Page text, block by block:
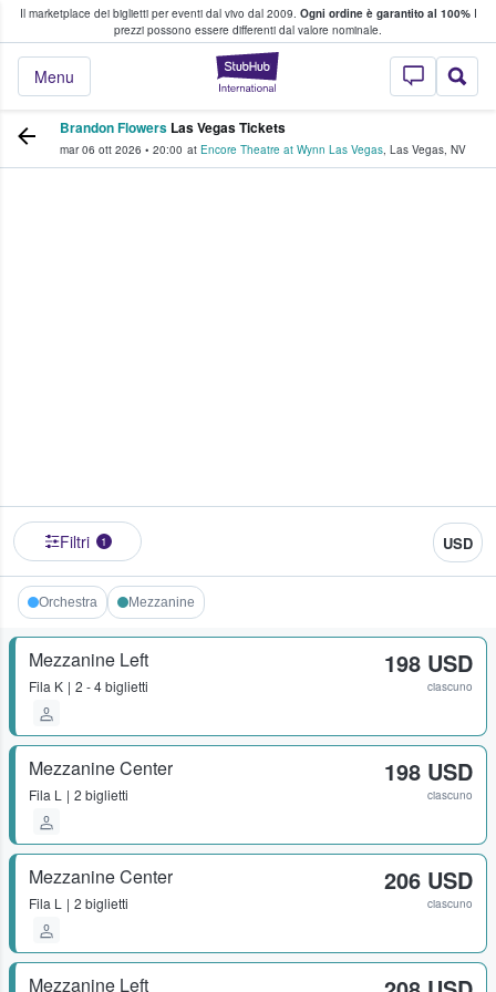
Il marketplace dei biglietti per eventi dal vivo dal 2009. Ogni ordine è garantito al 100%I
prezzi possono essere differenti dal valore nominale.
StubHub - Dove
Menu
fan comprano e vendono biglietti
Brandon Flowers Las Vegas Tickets
mar 06 ott 2026 • 20:00 at Encore Theatre at Wynn Las Vegas, Las Vegas, NV
Filtri 1 USD
Orchestra Mezzanine
Mezzanine Left
Fila K 2 - 4 biglietti
198 USD
ciascuno
Mezzanine Center
Fila L 2 biglietti
198 USD
ciascuno
Mezzanine Center
Fila L 2 biglietti
206 USD
ciascuno
Mezzanine Left